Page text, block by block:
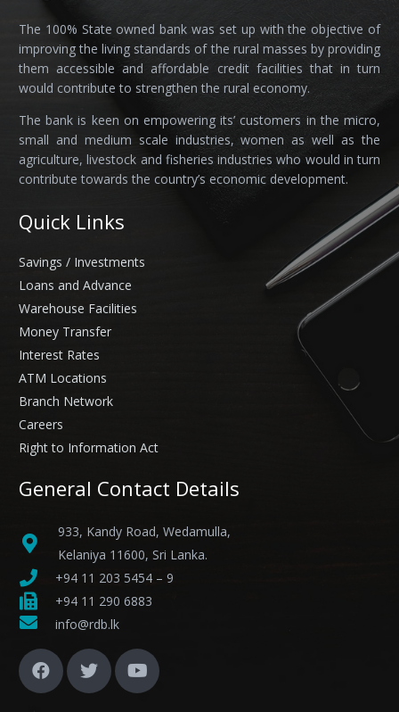
The 100% State owned bank was set up with the objective of
improving the living standards of the rural masses by providing
them accessible and affordable credit facilities that in turn
would contribute to strengthen the rural economy.
The bank is keen on empowering its’ customers in the micro,
small and medium scale industries, women as well as the
agriculture, livestock and fisheries industries who would in turn
contribute towards the country’s economic development.
Quick Links
Savings / Investments
Loans and Advance
Warehouse Facilities
Money Transfer
Interest Rates
ATM Locations
Branch Network
Careers
Right to Information Act
General Contact Details
933, Kandy Road, Wedamulla,
Kelaniya 11600, Sri Lanka.
+94 11 203 5454 – 9
+94 11 290 6883
info@rdb.lk